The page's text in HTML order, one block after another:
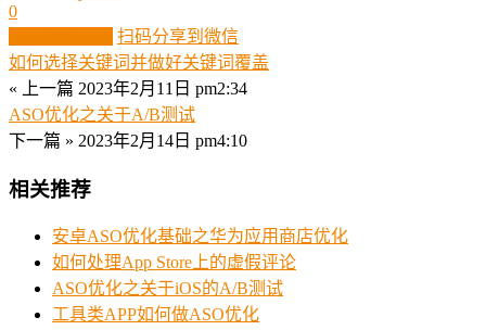
0
扫码分享到微信
如何选择关键词并做好关键词覆盖
« 上一篇 2023年2月11日 pm2:34
ASO优化之关于A/B测试
下一篇 » 2023年2月14日 pm4:10
相关推荐
安卓ASO优化基础之华为应用商店优化
如何处理App Store上的虚假评论
ASO优化之关于iOS的A/B测试
工具类APP如何做ASO优化